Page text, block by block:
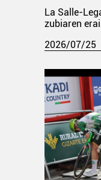
La Salle-
zubiaren
2026/07/25